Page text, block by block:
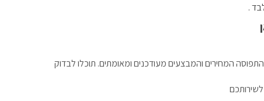
.
המחירים והמבצעים מעודכנים ומאומתים. תוכלו לבדוק